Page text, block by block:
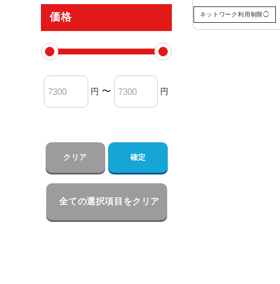
価格
円 〜 円
クリア 確定
全ての選択項目をクリア
ネットワーク利用制限◯